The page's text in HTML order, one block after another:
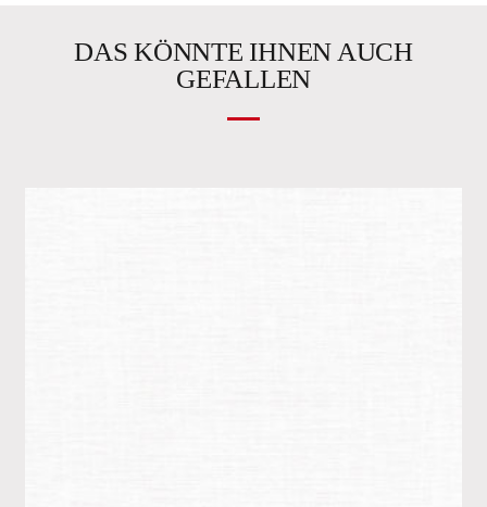
DAS KÖNNTE IHNEN AUCH
GEFALLEN